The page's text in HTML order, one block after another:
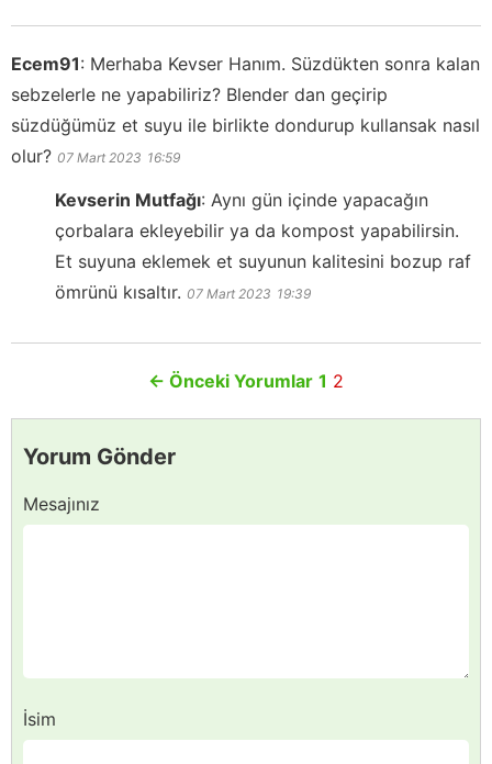
Ecem91: Merhaba Kevser Hanım. Süzdükten sonra kalan
sebzelerle ne yapabiliriz? Blender dan geçirip
süzdüğümüz et suyu ile birlikte dondurup kullansak nasıl
olur? 07 Mart 2023 16:59
Kevserin Mutfağı: Aynı gün içinde yapacağın
çorbalara ekleyebilir ya da kompost yapabilirsin.
Et suyuna eklemek et suyunun kalitesini bozup raf
ömrünü kısaltır. 07 Mart 2023 19:39
← Önceki Yorumlar 1 2
Yorum Gönder
Mesajınız
İsim